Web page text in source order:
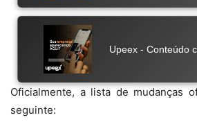
Oficialmente, a lista de mudanças
seguinte: